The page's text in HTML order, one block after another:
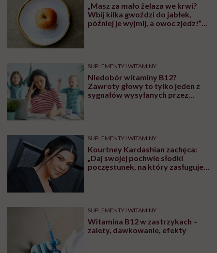
„Masz za mało żelaza we krwi?
Wbij kilka gwoździ do jabłek,
później je wyjmij, a owoc zjedz!”
SUPLEMENTY I WITAMINY
Niedobór witaminy B12?
Zawroty głowy to tylko jeden z
sygnałów wysyłanych przez
SUPLEMENTY I WITAMINY
Kourtney Kardashian zachęca:
„Daj swojej pochwie słodki
poczęstunek, na który zasługuje”.
SUPLEMENTY I WITAMINY
Witamina B12 w zastrzykach –
zalety, dawkowanie, efekty